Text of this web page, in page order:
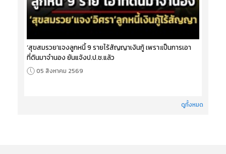
‘สุขสมรวย’แจงลูกหนี้ 9 รายไร้สัญญาเงินกู้ เพราะเป็นการเอา
ที่ดินมาจำนอง ยันแจ้งป.ป.ช.แล้ว
05 สิงหาคม 2569
ดูทั้งหมด